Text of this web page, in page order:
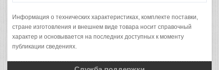
Информация о технических характеристиках, комплекте поставки,
стране изготовления и внешнем виде товара носит справочный
характер и основывается на последних доступных к моменту
публикации сведениях.